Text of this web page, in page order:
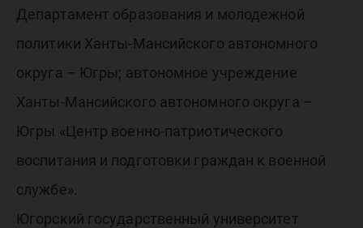
Департамент образования и молодежной
политики Ханты-Мансийского автономного
округа – Югры; автономное учреждение
Ханты-Мансийского автономного округа –
Югры «Центр военно-патриотического
воспитания и подготовки граждан к военной
службе».
Югорский государственный университет